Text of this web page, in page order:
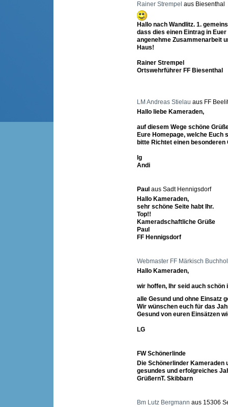
Rainer Strempel aus Biesenthal
Hallo nach Wandlitz. 1.
dass dies einen Eintrag in
angenehme Zusammenarbeit
Haus!
Rainer Strempel
Ortswehrführer FF Biesenthal
LM Andreas Stielau aus FF
Hallo liebe Kameraden,
auf diesem Wege schöne
Eure Homepage, welche Euch
bitte Richtet einen besonderen
lg
Andi
Paul aus Sadt Hennigsdorf
Hallo Kameraden,
sehr schöne Seite habt Ihr.
Top!!
Kameradschaftliche Grüße
Paul
FF Hennigsdorf
Webmaster FF Märkisch
Hallo Kameraden,
wir hoffen, Ihr seid auch schön
alle Gesund und ohne Einsatz
Wir wünschen euch für das
Gesund von euren Einsätzen
LG
FW Schönerlinde
Die Schönerlinder Kameraden
gesundes und erfolgreiches
GrüßernT. Skibbarn
Bm Lutz Bergmann aus 15306